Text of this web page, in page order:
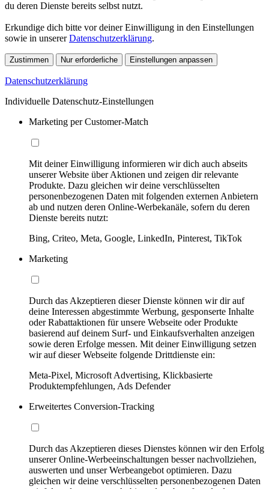
du deren Dienste bereits selbst nutzt.
Erkundige dich bitte vor deiner Einwilligung in den Einstellungen
sowie in unsererDatenschutzerklärung.
Zustimmen Nur erforderliche Einstellungen anpassen
Datenschutzerklärung
Individuelle Datenschutz-Einstellungen
Marketing per Customer-Match
Mit deiner Einwilligung informieren wir dich auch abseits
unserer Website über Aktionen und zeigen dir relevante
Produkte. Dazu gleichen wir deine verschlüsselten
personenbezogenen Daten mit folgenden externen Anbietern
ab und nutzen deren Online-Werbekanäle, sofern du deren
Dienste bereits nutzt:
Bing, Criteo, Meta, Google, LinkedIn, Pinterest, TikTok
Marketing
Durch das Akzeptieren dieser Dienste können wir dir auf
deine Interessen abgestimmte Werbung, gesponserte Inhalte
oder Rabattaktionen für unsere Webseite oder Produkte
basierend auf deinem Surf- und Einkaufsverhalten anzeigen
sowie deren Erfolge messen. Mit deiner Einwilligung setzen
wir auf dieser Webseite folgende Drittdienste ein:
Meta-Pixel, Microsoft Advertising, Klickbasierte
Produktempfehlungen, Ads Defender
Erweitertes Conversion-Tracking
Durch das Akzeptieren dieses Dienstes können wir den Erfolg
unserer Online-Werbeeinschaltungen besser nachvollziehen,
auswerten und unser Werbeangebot optimieren. Dazu
gleichen wir deine verschlüsselten personenbezogenen Daten